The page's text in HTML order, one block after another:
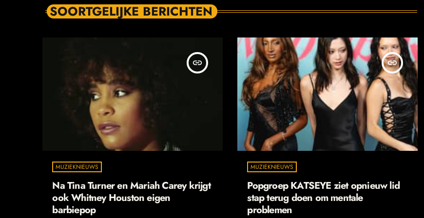
SOORTGELIJKE BERICHTEN
insert_link
MUZIEKNIEUWS
Na Tina Turner en Mariah Carey krijgt
ook Whitney Houston eigen
barbiepop
insert_link
MUZIEKNIEUWS
Popgroep KATSEYE ziet opnieuw lid
stap terug doen om mentale
problemen